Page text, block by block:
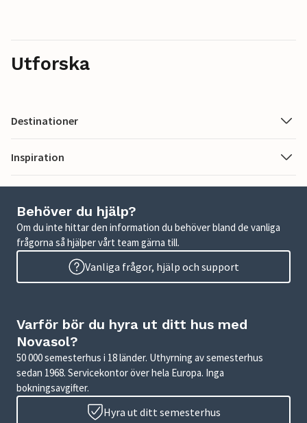
Utforska
Destinationer
Inspiration
Behöver du hjälp?
Om du inte hittar den information du behöver bland de vanliga
frågorna så hjälper vårt team gärna till.
Vanliga frågor, hjälp och support
Varför bör du hyra ut ditt hus med
Novasol?
50 000 semesterhus i 18 länder. Uthyrning av semesterhus
sedan 1968. Servicekontor över hela Europa. Inga
bokningsavgifter.
Hyra ut ditt semesterhus